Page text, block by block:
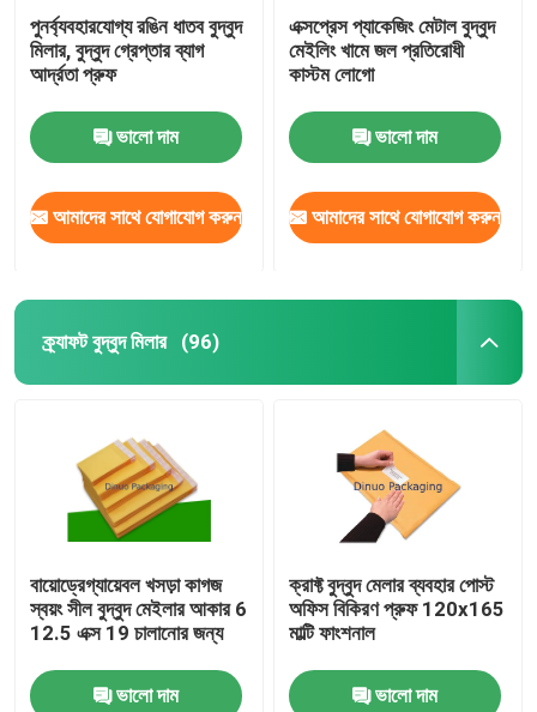
পুনর্ব্যবহারযোগ্য রঙিন ধাতব বুদ্বুদ
মিলার, বুদ্বুদ গ্রেপ্তার ব্যাগ
আর্দ্রতা প্রুফ
ভালো দাম
আমাদের সাথে যোগাযোগ করুন
এক্সপ্রেস প্যাকেজিং মেটাল বুদ্বুদ
মেইলিং খামে জল প্রতিরোধী
কাস্টম লোগো
ভালো দাম
আমাদের সাথে যোগাযোগ করুন
ক্র্যাফট বুদ্বুদ মিলার (96)
বায়োড্রেগ্যায়েবল খসড়া কাগজ
স্বয়ং সীল বুদ্বুদ মেইলার আকার 6
12.5 এক্স 19 চালানোর জন্য
ভালো দাম
ক্রাফ্ট বুদ্বুদ মেলার ব্যবহার পোস্ট
অফিস বিকিরণ প্রুফ 120x165
মাল্টি ফাংশনাল
ভালো দাম